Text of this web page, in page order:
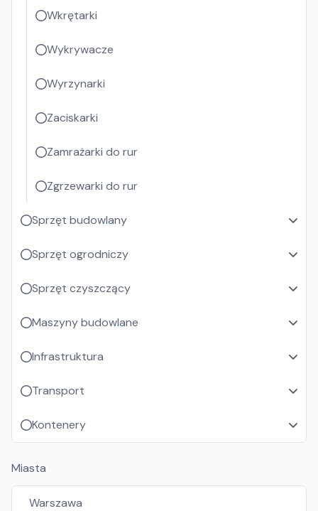
Wkrętarki
Wykrywacze
Wyrzynarki
Zaciskarki
Zamrażarki do rur
Zgrzewarki do rur
Sprzęt budowlany
Sprzęt ogrodniczy
Sprzęt czyszczący
Maszyny budowlane
Infrastruktura
Transport
Kontenery
Miasta
Warszawa